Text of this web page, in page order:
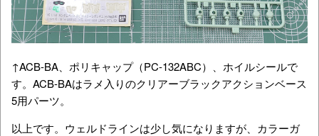
↑ACB-BA、ポリキャップ（PC-132ABC）、ホイルシールで
す。ACB-BAはラメ入りのクリアーブラックアクションベース
5用パーツ。
以上です。ウェルドラインは少し気になりますが、カラーガ